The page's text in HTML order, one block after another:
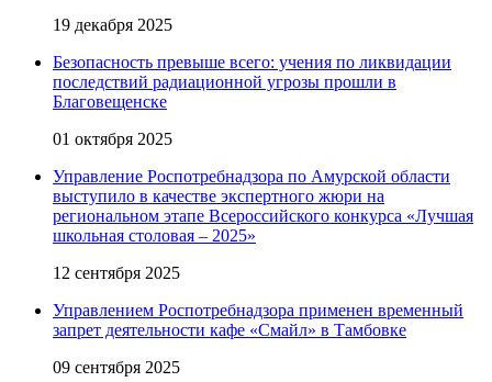
19 декабря 2025
Безопасность превыше всего: учения по ликвидации
последствий радиационной угрозы прошли в
Благовещенске
01 октября 2025
Управление Роспотребнадзора по Амурской области
выступило в качестве экспертного жюри на
региональном этапе Всероссийского конкурса «Лучшая
школьная столовая – 2025»
12 сентября 2025
Управлением Роспотребнадзора применен временный
запрет деятельности кафе «Смайл» в Тамбовке
09 сентября 2025